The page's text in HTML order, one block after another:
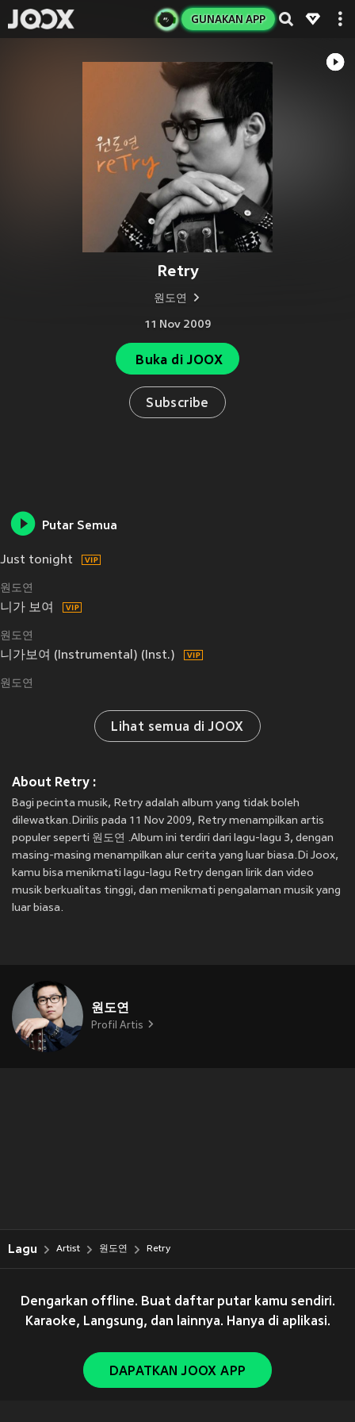
GUNAKAN APP
Retry
원도연
11 Nov 2009
Buka di JOOX
Subscribe
Putar Semua
Just tonight
원도연
니가 보여
원도연
니가보여 (Instrumental) (Inst.)
원도연
Lihat semua di JOOX
About Retry :
Bagi pecinta musik, Retry adalah album yang tidak boleh
dilewatkan.Dirilis pada 11 Nov 2009, Retry menampilkan artis
populer seperti 원도연 .Album ini terdiri dari lagu-lagu 3, dengan
masing-masing menampilkan alur cerita yang luar biasa.Di Joox,
kamu bisa menikmati lagu-lagu Retry dengan lirik dan video
musik berkualitas tinggi, dan menikmati pengalaman musik yang
luar biasa.
원도연
Profil Artis
Lagu Artist 원도연 Retry
Dengarkan offline. Buat daftar putar kamu sendiri.
Karaoke, Langsung, dan lainnya. Hanya di aplikasi.
DAPATKAN JOOX APP